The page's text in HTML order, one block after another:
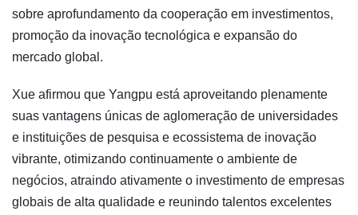
sobre aprofundamento da cooperação em investimentos,
promoção da inovação tecnológica e expansão do
mercado global.
Xue afirmou que Yangpu está aproveitando plenamente
suas vantagens únicas de aglomeração de universidades
e instituições de pesquisa e ecossistema de inovação
vibrante, otimizando continuamente o ambiente de
negócios, atraindo ativamente o investimento de empresas
globais de alta qualidade e reunindo talentos excelentes